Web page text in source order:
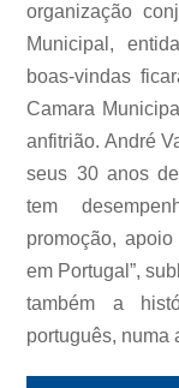
organização
Municipal,
boas-vindas
Camara
anfitrião. André
seus 30 anos
tem
promoção,
em Portugal”,
também a
português,